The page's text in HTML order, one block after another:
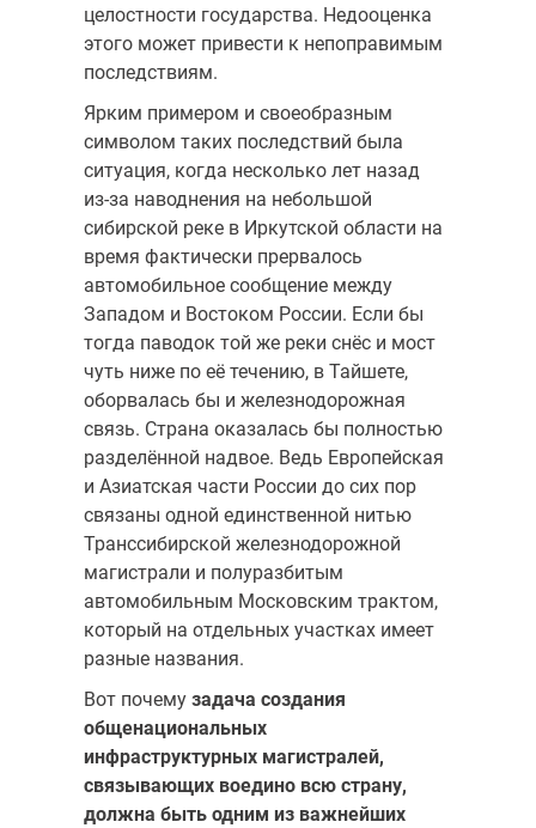
целостности государства. Недооценка
этого может привести к непоправимым
последствиям.
Ярким примером и своеобразным
символом таких последствий была
ситуация, когда несколько лет назад
из-за наводнения на небольшой
сибирской реке в Иркутской области на
время фактически прервалось
автомобильное сообщение между
Западом и Востоком России. Если бы
тогда паводок той же реки снёс и мост
чуть ниже по её течению, в Тайшете,
оборвалась бы и железнодорожная
связь. Страна оказалась бы полностью
разделённой надвое. Ведь Европейская
и Азиатская части России до сих пор
связаны одной единственной нитью
Транссибирской железнодорожной
магистрали и полуразбитым
автомобильным Московским трактом,
который на отдельных участках имеет
разные названия.
Вот почемузадача создания
общенациональных
инфраструктурных магистралей,
связывающих воедино всю страну,
должна быть одним из важнейших